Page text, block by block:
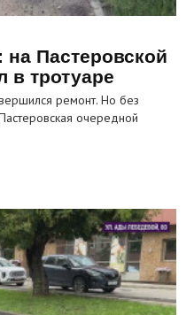
на Пастеровской
в тротуаре
ремонт. Но без
очередной